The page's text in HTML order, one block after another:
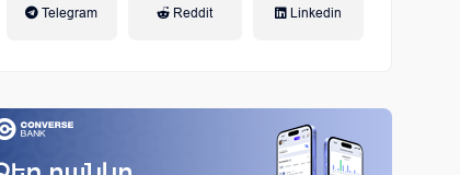
Telegram Reddit Linkedin